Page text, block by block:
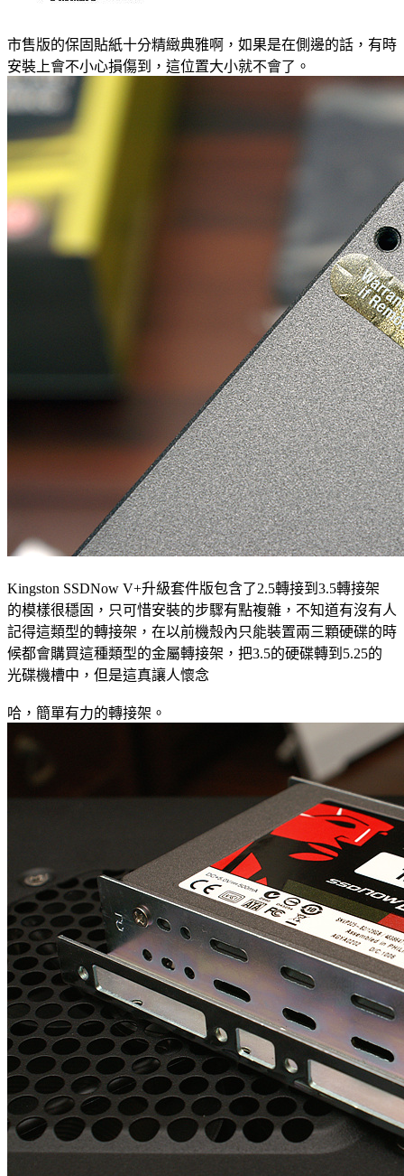
市售版的保固貼紙十分精緻典雅啊，如果是在側邊的話，有時
安裝上會不小心損傷到，這位置大小就不會了。
Kingston SSDNow V+升級套件版包含了2.5轉接到3.5轉接架
的模樣很穩固，只可惜安裝的步驟有點複雜，不知道有沒有人
記得這類型的轉接架，在以前機殼內只能裝置兩三顆硬碟的時
候都會購買這種類型的金屬轉接架，把3.5的硬碟轉到5.25的
光碟機槽中，但是這真讓人懷念
哈，簡單有力的轉接架。